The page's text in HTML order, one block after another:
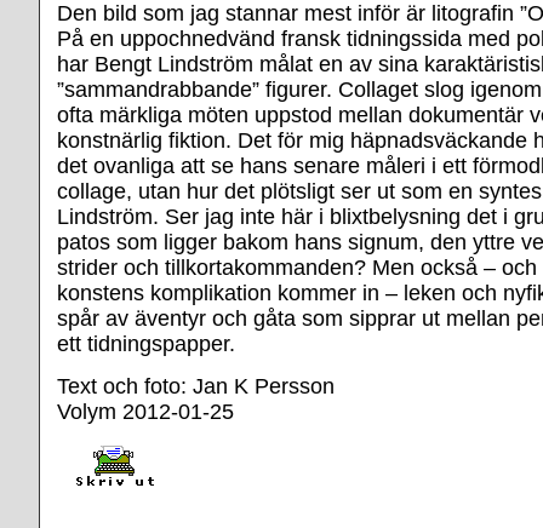
Den bild som jag stannar mest inför är litografin
På en uppochnedvänd fransk tidningssida med
har Bengt Lindström målat en av sina
”sammandrabbande” figurer. Collaget slog
ofta märkliga möten uppstod mellan dokumentär
konstnärlig fiktion. Det för mig häpnadsväckande
det ovanliga att se hans senare måleri i ett
collage, utan hur det plötsligt ser ut som en
Lindström. Ser jag inte här i blixtbelysning det i
patos som ligger bakom hans signum, den yttre
strider och tillkortakommanden? Men också –
konstens komplikation kommer in – leken och
spår av äventyr och gåta som sipprar ut mellan
ett tidningspapper.
Text och foto: Jan K Persson
Volym 2012-01-25